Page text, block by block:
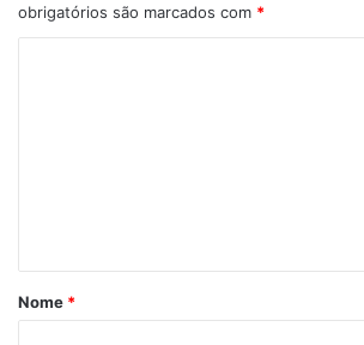
obrigatórios são marcados com *
á
r
Nome *